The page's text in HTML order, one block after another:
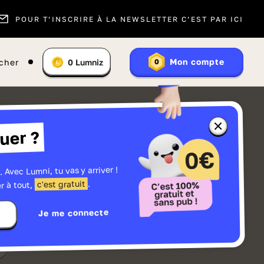
POUR T’INSCRIRE À LA NEWSLETTER C’EST PAR ICI
En
savoir
plus
les
Vous
:
0 Lumniz 0 Mon compte
Fermer
la
fenêtre
sur
Lumniz
?
Lumni, tu vas y arriver !
à tout, c'est gratuit .
Je me connecte